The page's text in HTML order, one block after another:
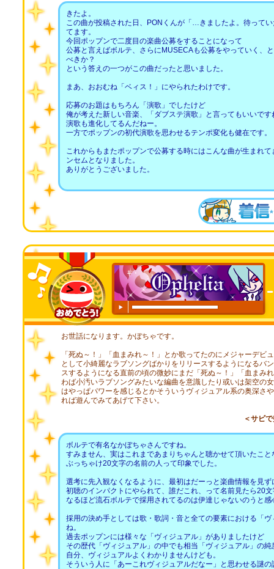
きたよ。
この曲が投稿された日、PONくんが「…きましたよ。待って
てます。
今回ポップンで二度目の楽曲公募をすることになって
公募と言えばボルテ、さらにMUSECAも公募をやっていく、
べきか？
という答えの一つがこの曲だったと思いました。
まあ、おおむね「ベィス！」にやられたわけです。
応募のお題はもちろん「演歌」でしたけど
俺が考えた新しい音楽、「ダブステ演歌」と言ってもいいです
演歌も進化してるんだねー。
一方でポップンの初代演歌を思わせるテンポ変化も健在です。
これからもまたポップンで公募する時にはこんな曲が生まれ
ンセムとなりました。
ありがとうございました。
00:00/00:20
お世話になります。かぼちゃです。
「死ぬ～！」「血まみれ～！」とか歌ってたのにメジャーデビ
として小綺麗なラブソングばかりをリリースするようになるバ
スするようになる直前の頃の微妙にまだ「死ぬ～！」「血まみ
わば小汚いラブソングみたいな編曲を意識したり或いは架空の
はやっぱパワーを感じるとかそういうヴィジュアル系の奥深さ
れば遊んでみてあげて下さい。
＜サビ
ボルテで有名なかぼちゃさんですね。
すみません、実はこれまであまりちゃんと聴かせて頂いたこと
ぶっちゃけ20文字の名前の人って印象でした。
選考に先入観なくなるように、最初はだーっと楽曲情報を見
初聴のインパクトにやられて、誰だこれ、って名前見たら20
なるほど流石ボルテで採用されてるのは伊達じゃないのうと感
採用の決め手としては歌・歌詞・音と全ての要素における「
ね。
過去ポップンには様々な「ヴィジュアル」がありましたけど
その歴代「ヴィジュアル」の中でも相当「ヴィジュアル」の純
自分、ヴィジュアルよくわかりませんけども。
そういう人に「あーこれヴィジュアルだなー」と思わせる謎